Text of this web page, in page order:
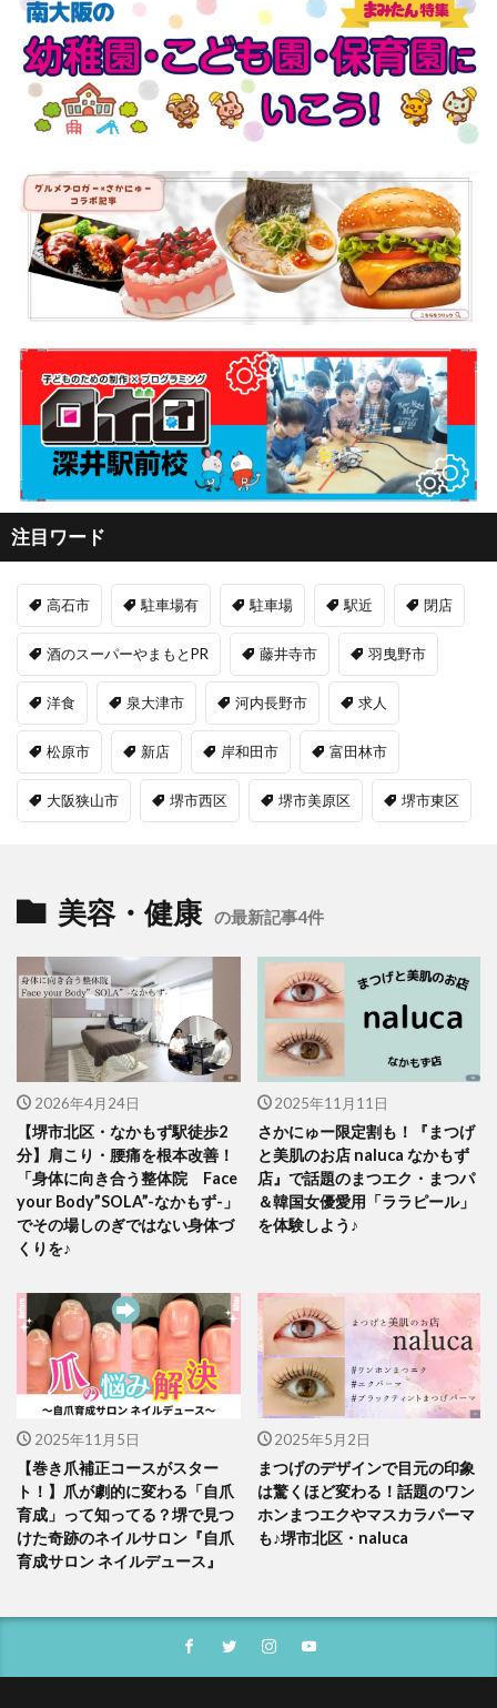
注目ワード
高石市 駐車場有 駐車場 駅近 閉店
酒のスーパーやまもとPR 藤井寺市 羽曳野市
洋食 泉大津市 河内長野市 求人
松原市 新店 岸和田市 富田林市
大阪狭山市 堺市西区 堺市美原区 堺市東区
美容・健康 の最新記事4件
2026年4月24日
【堺市北区・なかもず駅徒歩2
分】肩こり・腰痛を根本改善！
「身体に向き合う整体院 Face
your Body”SOLA”-なかもず-」
でその場しのぎではない身体づ
くりを♪
2025年11月11日
さかにゅー限定割も！『まつげ
と美肌のお店 naluca なかもず
店』で話題のまつエク・まつパ
＆韓国女優愛用「ララピール」
を体験しよう♪
2025年11月5日
【巻き爪補正コースがスター
ト！】爪が劇的に変わる「自爪
育成」って知ってる？堺で見つ
けた奇跡のネイルサロン『自爪
育成サロン ネイルデュース』
2025年5月2日
まつげのデザインで目元の印象
は驚くほど変わる！話題のワン
ホンまつエクやマスカラパーマ
も♪堺市北区・naluca